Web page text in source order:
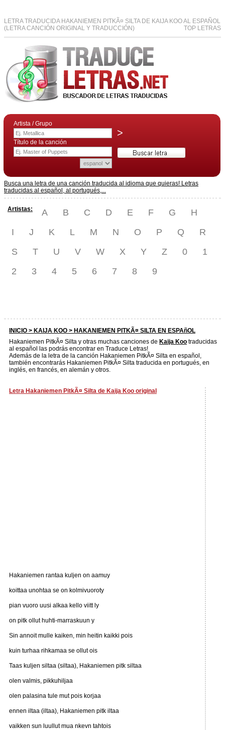
LETRA TRADUCIDA HAKANIEMEN PITKÃ¤ SILTA DE KAIJA KOO AL ESPAÑOL
(LETRA CANCIÓN ORIGINAL Y TRADUCCIÓN)
TOP LETRAS
Artista / Grupo
>
Título de la canción
Busca una letra de una canción traducida al idioma que quieras! Letras
traducidas al español, al portugués,...
Artistas: A B C D E F G
H
I
J K L M N O P Q
R
S
T U V W X Y Z 0
1
2
3 4 5 6 7 8 9
INICIO > KAIJA KOO > HAKANIEMEN PITKÃ¤ SILTA EN ESPAñOL
Hakaniemen PitkÃ¤ Silta y otras muchas canciones de Kaija Koo traducidas
al español las podrás encontrar en Traduce Letras!
Además de la letra de la canción Hakaniemen PitkÃ¤ Silta en español,
también encontrarás Hakaniemen PitkÃ¤ Silta traducida en portugués, en
inglés, en francés, en alemán y otros.
Letra Hakaniemen PitkÃ¤ Silta de Kaija Koo original
Hakaniemen rantaa kuljen on aamuy
koittaa unohtaa se on kolmivuoroty
pian vuoro uusi alkaa kello viitt ly
on pitk ollut huhti-marraskuun y
Sin annoit mulle kaiken, min heitin kaikki pois
kuin turhaa rihkamaa se ollut ois
Taas kuljen siltaa (siltaa), Hakaniemen pitk siltaa
olen valmis, pikkuhiljaa
olen palasina tule mut pois korjaa
ennen iltaa (iltaa), Hakaniemen pitk iltaa
vaikken sun luullut mua nkevn tahtois